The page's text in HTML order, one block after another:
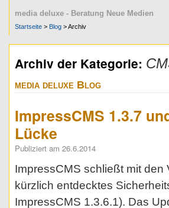
media deluxe - Beratung Neue Medien
Startseite > Blog > Archiv
Archiv der Kategorie:
media deluxe Blog
ImpressCMS 1.3.7
Lücke
Publiziert am 26.6.2014
ImpressCMS schließt mit den
kürzlich entdecktes
ImpressCMS 1.3.6.1). Das